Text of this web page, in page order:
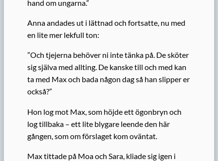
hand om ungarna.”
Anna andades ut i lättnad och fortsatte, nu med
en lite mer lekfull ton:
”Och tjejerna behöver ni inte tänka på. De sköter
sig själva med allting. De kanske till och med kan
ta med Max och bada någon dag så han slipper er
också?”
Hon log mot Max, som höjde ett ögonbryn och
log tillbaka – ett lite blygare leende den här
gången, som om förslaget kom oväntat.
Max tittade på Moa och Sara, kliade sig igen i